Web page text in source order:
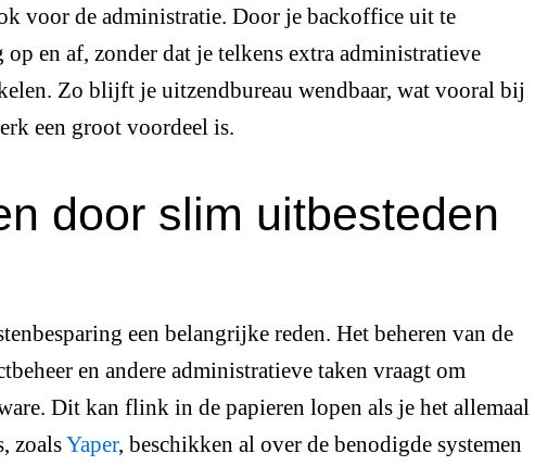
voor de administratie. Door je backoffice uit te
op en af, zonder dat je telkens extra administratieve
Zo blijft je uitzendbureau wendbaar, wat vooral bij
een groot voordeel is.
door slim uitbesteden
een belangrijke reden. Het beheren van de
en andere administratieve taken vraagt om
Dit kan flink in de papieren lopen als je het allemaal
zoalsYaper, beschikken al over de benodigde systemen